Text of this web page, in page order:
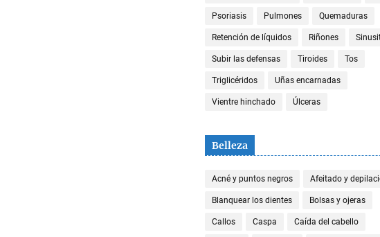
Psoriasis Pulmones Quemaduras
Retención de líquidos Riñones
Subir las defensas Tiroides Tos
Triglicéridos Uñas encarnadas
Vientre hinchado Úlceras
Belleza
Acné y puntos negros Afeitado y
Blanquear los dientes Bolsas y ojeras
Callos Caspa Caída del cabello